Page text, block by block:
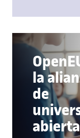
la
de